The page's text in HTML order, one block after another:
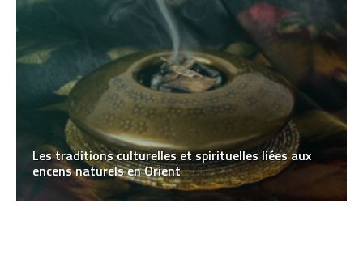
Les traditions culturelles et spirituelles liées aux
encens naturels en Orient